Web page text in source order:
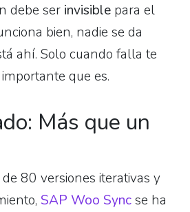
debe ser invisible para el
bien, nadie se da
ahí. Solo cuando falla te
que es.
Más que un
80 versiones iterativas y
SAP Woo Syncse ha